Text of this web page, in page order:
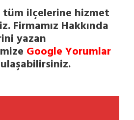
tüm ilçelerine hizmet
Firmamız Hakkında
yazan
Google Yorumlar
ulaşabilirsiniz.